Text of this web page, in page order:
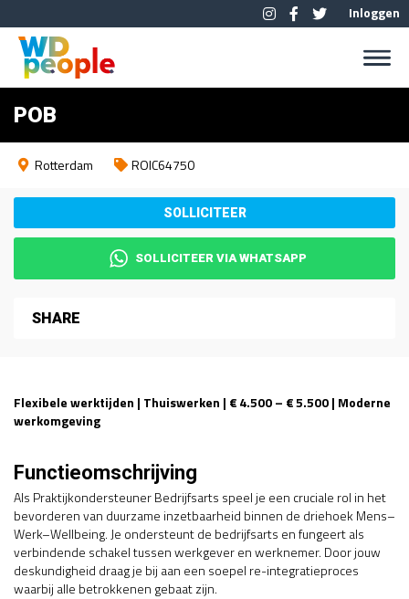
Inloggen
POB
Rotterdam ROIC64750
SOLLICITEER VIA WHATSAPP
SHARE
Flexibele werktijden | Thuiswerken | € 4.500 – € 5.500 | Moderne
werkomgeving
Functieomschrijving
Als Praktijkondersteuner Bedrijfsarts speel je een cruciale rol in het
bevorderen van duurzame inzetbaarheid binnen de driehoek Mens–
Werk–Wellbeing. Je ondersteunt de bedrijfsarts en fungeert als
verbindende schakel tussen werkgever en werknemer. Door jouw
deskundigheid draag je bij aan een soepel re-integratieproces
waarbij alle betrokkenen gebaat zijn.